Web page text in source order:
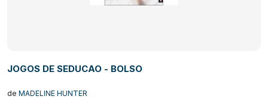
JOGOS DE SEDUCAO - BOLSO
de MADELINE HUNTER